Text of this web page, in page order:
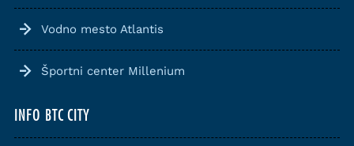
Vodno mesto Atlantis
Športni center Millenium
INFO BTC CITY